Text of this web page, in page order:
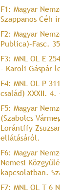
F1: Magyar
Szappanos Céh
F2: Magyar
Publica)–Fasc.
F3: MNL OL E
– Karoli Gáspár
F4: MNL OL P
család) XXXII.
F5: Magyar
(Szabolcs
Lorántffy
ellátásáról.
F6: Magyar
Nemesi
kapcsolatban.
F7: MNL OL T 6